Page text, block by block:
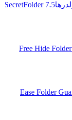
SecretFolder
Free Hide
Ease